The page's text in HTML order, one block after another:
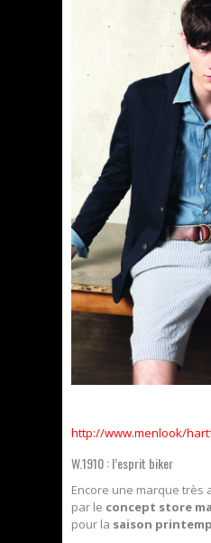
http://www.menlook/
W.1910 : l’esprit biker
Encore une marque
par le concept store
pour la saison